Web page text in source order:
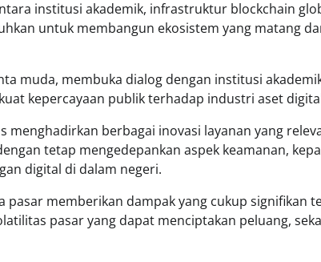
institusi akademik, infrastruktur blockchain
untuk membangun ekosistem yang matang
muda, membuka dialog dengan institusi
kepercayaan publik terhadap industri aset
berbagai inovasi layanan yang
tetap mengedepankan aspek keamanan,
digital di dalam negeri.
memberikan dampak yang cukup signifikan
pasar yang dapat menciptakan peluang,